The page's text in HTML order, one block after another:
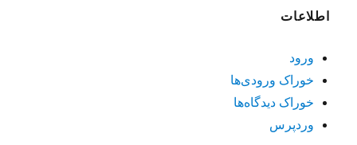
اطلاعات
ورود
خوراک ورودی‌ها
خوراک دیدگاه‌ها
وردپرس